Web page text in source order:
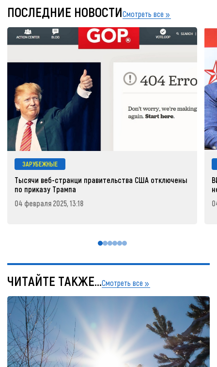
ПОСЛЕДНИЕ НОВОСТИСмотреть все
ЗАРУБЕЖНЫЕ
Тысячи веб-странци правительства США отключены
по приказу Трампа
04 февраля 2025, 13:18
ЧИТАЙТЕ ТАКЖЕ...Смотреть все